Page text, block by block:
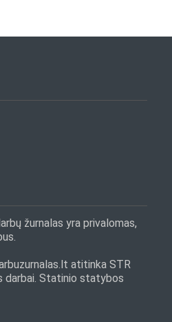
žurnalas yra privalomas,
atitinka STR
darbai. Statinio statybos